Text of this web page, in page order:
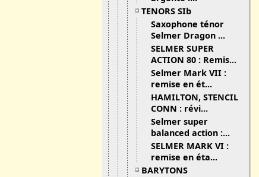
TENORS SIb
Saxophone ténor
Selmer Dragon ...
SELMER SUPER
ACTION 80 : Remis...
Selmer Mark VII :
remise en ét...
HAMILTON, STENCIL
CONN : révi...
Selmer super
balanced action :...
SELMER MARK VI :
remise en éta...
BARYTONS